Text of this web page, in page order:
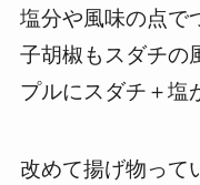
塩分や風味の点で
子胡椒もスダチの
プルにスダチ＋塩
改めて揚げ物って